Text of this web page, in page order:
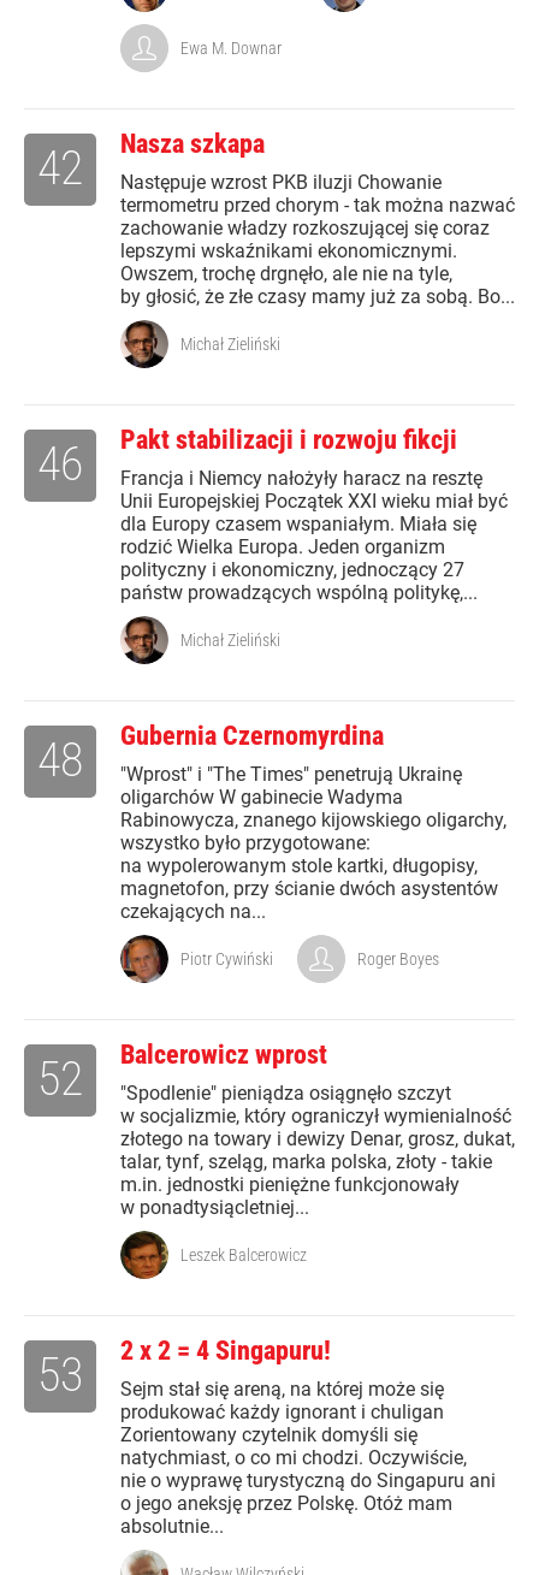
Ewa M. Downar
Nasza szkapa
Następuje wzrost PKB iluzji Chowanie
termometru przed chorym - tak można nazwać
zachowanie władzy rozkoszującej się coraz
lepszymi wskaźnikami ekonomicznymi.
Owszem, trochę drgnęło, ale nie na tyle,
by głosić, że złe czasy mamy już za sobą. Bo...
42
Michał Zieliński
Pakt stabilizacji i rozwoju fikcji
Francja i Niemcy nałożyły haracz na resztę
Unii Europejskiej Początek XXI wieku miał być
dla Europy czasem wspaniałym. Miała się
rodzić Wielka Europa. Jeden organizm
polityczny i ekonomiczny, jednoczący 27
państw prowadzących wspólną politykę,...
46
Michał Zieliński
Gubernia Czernomyrdina
"Wprost" i "The Times" penetrują Ukrainę
oligarchów W gabinecie Wadyma
Rabinowycza, znanego kijowskiego oligarchy,
wszystko było przygotowane:
na wypolerowanym stole kartki, długopisy,
magnetofon, przy ścianie dwóch asystentów
czekających na...
48
Piotr Cywiński Roger Boyes
Balcerowicz wprost
"Spodlenie" pieniądza osiągnęło szczyt
w socjalizmie, który ograniczył wymienialność
złotego na towary i dewizy Denar, grosz, dukat,
talar, tynf, szeląg, marka polska, złoty - takie
m.in. jednostki pieniężne funkcjonowały
w ponadtysiącletniej...
52
Leszek Balcerowicz
2 x 2 = 4 Singapuru!
Sejm stał się areną, na której może się
produkować każdy ignorant i chuligan
Zorientowany czytelnik domyśli się
natychmiast, o co mi chodzi. Oczywiście,
nie o wyprawę turystyczną do Singapuru ani
o jego aneksję przez Polskę. Otóż mam
absolutnie...
53